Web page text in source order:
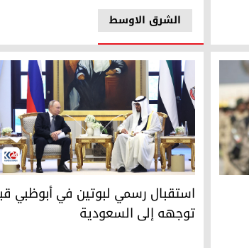
الشرق الاوسط
الرئيس الروسي فلاديمير بوتين والرئيس
استقبال رسمي لبوتين في أبوظبي
توجهه إلى السعودية